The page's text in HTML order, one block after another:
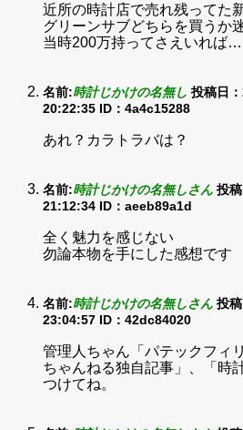
近所の時計店で売れ残ってた
グリーンサブどちらを買うか
当時200万持ってさえいれば…
名前:時計じかけの名無し 投稿日
20:22:35 ID：4a4c15288
あれ？カラトラバは？
名前:時計じかけの名無しさん 投
21:12:34 ID：aeeb89a1d
全く魅力を感じない
勿論本物を手にした感想です
名前:時計じかけの名無しさん 投
23:04:57 ID：42dc84020
管理人ちゃん「パテックフィ
ちゃんねる独自記事」、「時
つけてね。